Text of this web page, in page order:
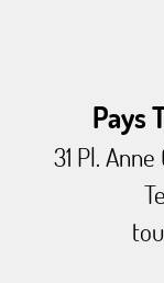
Pays
31 Pl.